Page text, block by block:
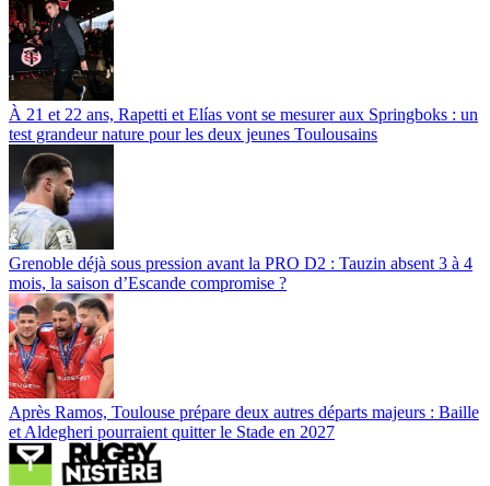
À 21 et 22 ans, Rapetti et Elías vont se mesurer aux Springboks : un
test grandeur nature pour les deux jeunes Toulousains
Grenoble déjà sous pression avant la PRO D2 : Tauzin absent 3 à 4
mois, la saison d’Escande compromise ?
Après Ramos, Toulouse prépare deux autres départs majeurs : Baille
et Aldegheri pourraient quitter le Stade en 2027